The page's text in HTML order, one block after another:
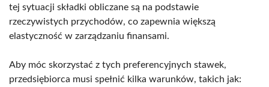
tej sytuacji składki obliczane są na podstawie
rzeczywistych przychodów, co zapewnia większą
elastyczność w zarządzaniu finansami.
Aby móc skorzystać z tych preferencyjnych stawek,
przedsiębiorca musi spełnić kilka warunków, takich jak: